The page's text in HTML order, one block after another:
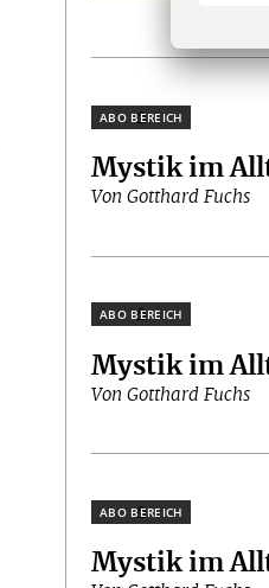
Plus
Mystik im
Von Gotthard Fuchs
Plus
Mystik im
Von Gotthard Fuchs
Plus
Mystik im